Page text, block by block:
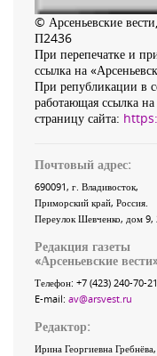
© Арсеньевские
П2436
При перепечатке и
ссылка на
При републикации в
работающая ссылка
страницу сайта:
Почтовый адрес:
690091, г. Владивосток,
Приморский край, Россия
Переулок Шевченко, дом 9,
Редакция газеты
«Арсеньевские вести
Телефон: +7 (423) 240-70-21
E-mail: av@arsvest.ru
Редактор:
Ирина Георгиевна Гребнёва,